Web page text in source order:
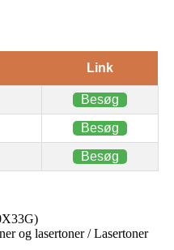
Link
Besøg
Besøg
Besøg
og lasertoner / Lasertoner